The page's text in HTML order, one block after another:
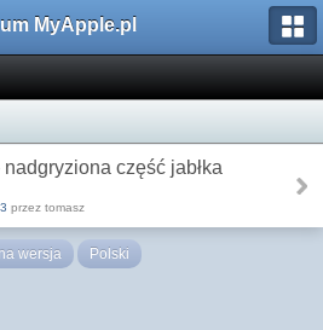
MyApple.pl
część jabłka
przez tomasz
wersja Polski